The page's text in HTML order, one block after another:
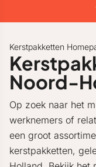
Kerstpakketten
Noord-
Op zoek naar het
werknemers of
een groot
kerstpakketten,